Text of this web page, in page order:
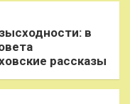
в
рассказы